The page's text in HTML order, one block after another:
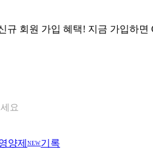
규 회원 가입 혜택! 지금 가입하면
요
양제 NEW기록